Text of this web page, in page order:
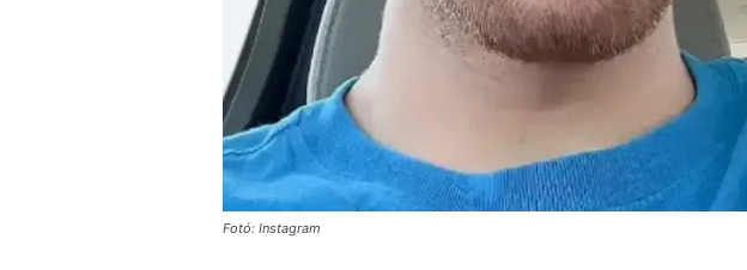
Fotó: Instagram